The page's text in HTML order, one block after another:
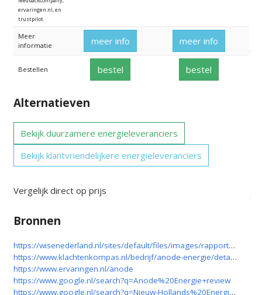
ervaringen.nl, en
trustpilot
Meer
informatie
meer info meer info
Bestellen bestel bestel
Alternatieven
Bekijk duurzamere energieleveranciers
Bekijk klantvriendelijkere energieleveranciers
Vergelijk direct op prijs
Bronnen
https://wisenederland.nl/sites/default/files/images/rapport_duurzaamheid_stroomleveranciers_2018.pdf
https://www.klachtenkompas.nl/bedrijf/anode-energie/details?companyId=2f010b06-16e8-4885-ba19-cedb706382c0
https://www.ervaringen.nl/anode
https://www.google.nl/search?q=Anode%20Energie+review
https://www.google.nl/search?q=Nieuw-Hollands%20Energiebedrijf+review